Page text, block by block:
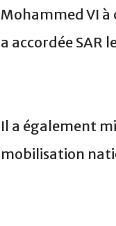
Mohammed VI
a accordée SAR
Il a également
mobilisation